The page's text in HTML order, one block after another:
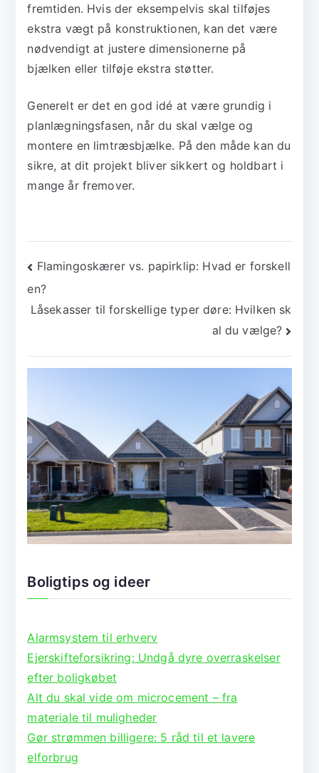
fremtiden. Hvis der eksempelvis skal tilføjes
ekstra vægt på konstruktionen, kan det være
nødvendigt at justere dimensionerne på
bjælken eller tilføje ekstra støtter.
Generelt er det en god idé at være grundig i
planlægningsfasen, når du skal vælge og
montere en limtræsbjælke. På den måde kan du
sikre, at dit projekt bliver sikkert og holdbart i
mange år fremover.
Indlægsnavigation
Flamingoskærer vs. papirklip: Hvad er forskell
en?
Låsekasser til forskellige typer døre: Hvilken sk
al du vælge?
Boligtips og ideer
Alarmsystem til erhverv
Ejerskifteforsikring: Undgå dyre overraskelser
efter boligkøbet
Alt du skal vide om microcement – fra
materiale til muligheder
Gør strømmen billigere: 5 råd til et lavere
elforbrug